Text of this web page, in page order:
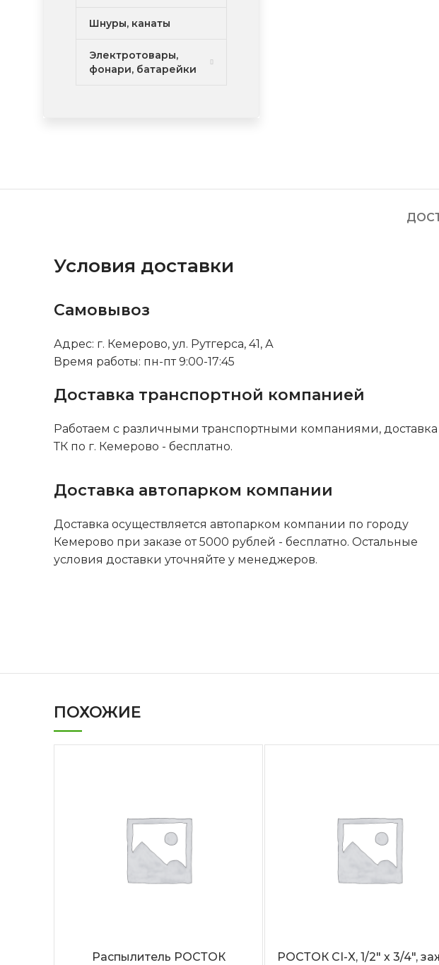
Шнуры, канаты
Электротовары,
фонари, батарейки
Условия доставки
Самовывоз
Адрес: г. Кемерово, ул. Рутгерса, 41, А
Время работы: пн-пт 9:00-17:45
Доставка транспортной компанией
Работаем с различными транспортными компаниями,
ТК по г. Кемерово - бесплатно.
Доставка автопарком компании
Доставка осуществляется автопарком компании по городу
Кемерово при заказе от 5000 рублей - бесплатно. Остальные
условия доставки уточняйте у менеджеров.
ПОХОЖИЕ
Распылитель РОСТОК
РОСТОК CI-X, 1/2″ х 3/4″,